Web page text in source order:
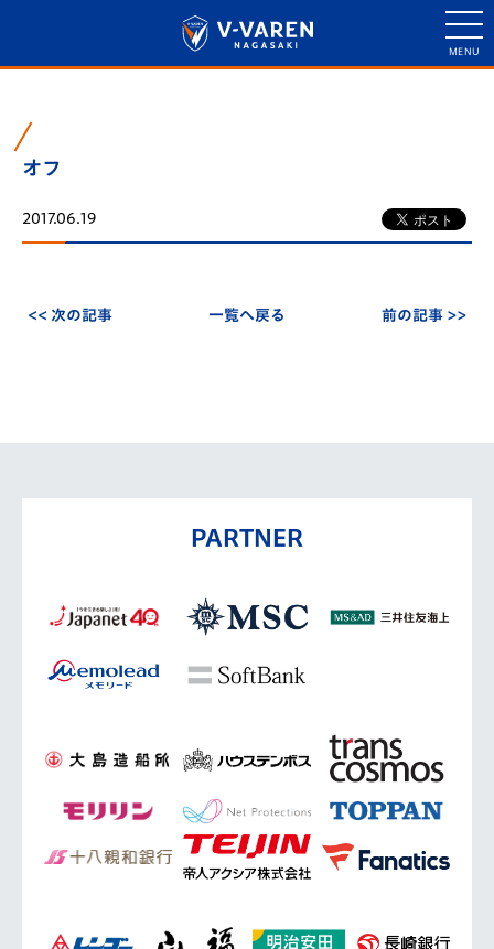
オフ
2017.06.19
<< 次の記事 一覧へ戻る 前の記事 >>
PARTNER